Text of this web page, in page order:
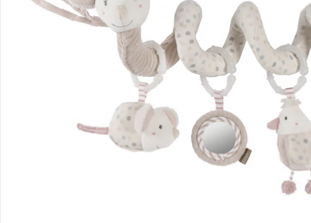
Gutscheine & Aktionen
Filialen & Beratung